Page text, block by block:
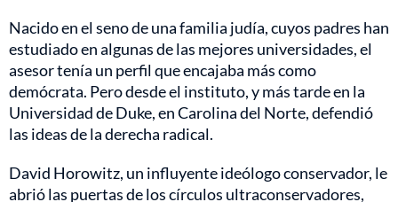
Nacido en el seno de una familia judía, cuyos padres han
estudiado en algunas de las mejores universidades, el
asesor tenía un perfil que encajaba más como
demócrata. Pero desde el instituto, y más tarde en la
Universidad de Duke, en Carolina del Norte, defendió
las ideas de la derecha radical.
David Horowitz, un influyente ideólogo conservador, le
abrió las puertas de los círculos ultraconservadores,